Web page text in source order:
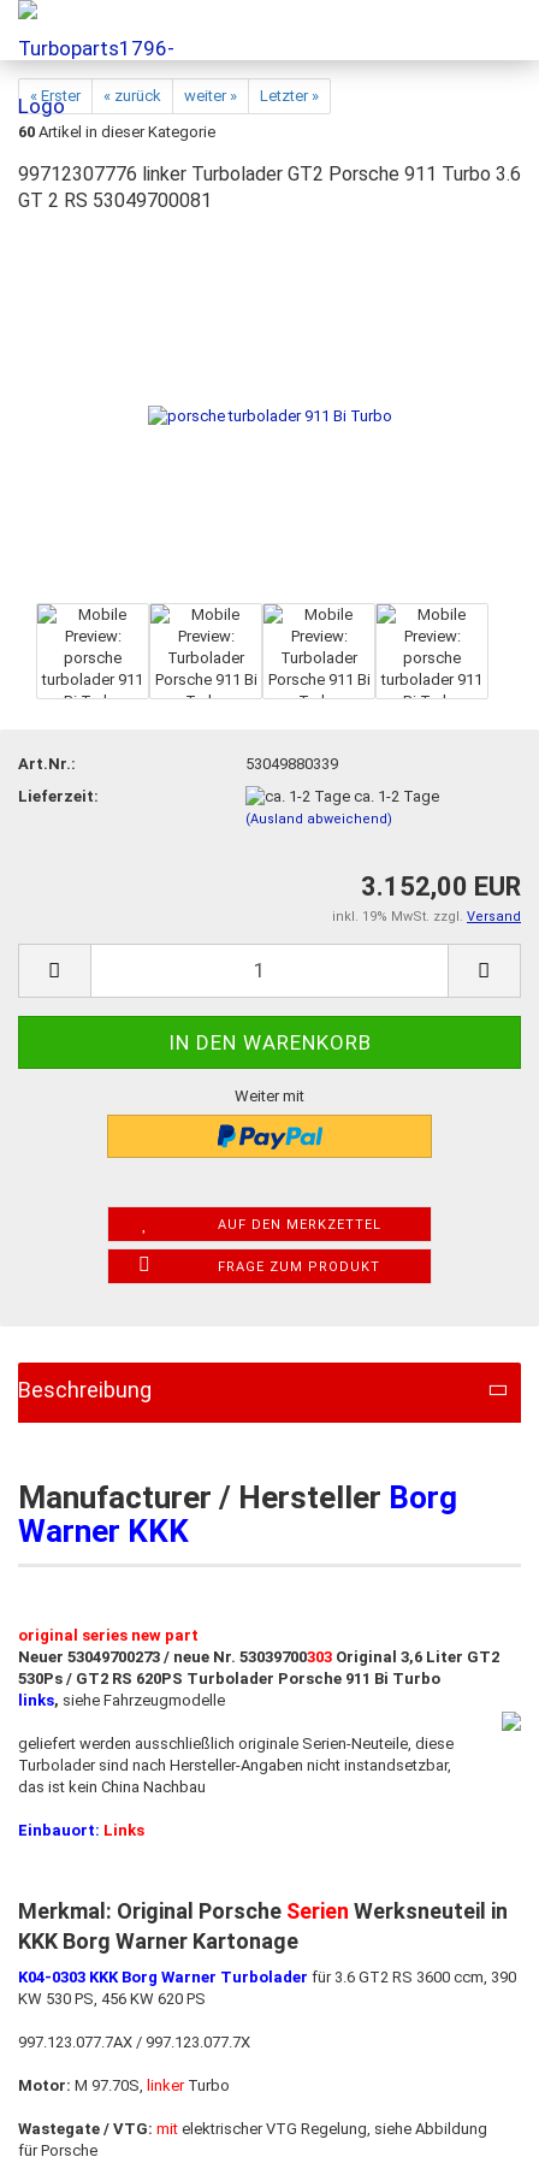
« Erster « zurück weiter »
Letzter »
60 Artikel in dieser Kategorie
99712307776 linker Turbolader GT2 Porsche 911 Turbo 3.6
GT 2 RS 53049700081
Art.Nr.:
53049880339
Lieferzeit:
ca. 1-2 Tage
(Ausland abweichend)
3.152,00 EUR
inkl. 19% MwSt. zzgl. Versand
Weiter mit
AUF DEN MERKZETTEL
FRAGE ZUM PRODUKT
Beschreibung
Manufacturer / Hersteller Borg
Warner KKK
original series new part
Neuer 53049700273 / neue Nr. 53039700303 Original 3,6 Liter GT2
530Ps / GT2 RS 620PS Turbolader Porsche 911 Bi Turbo
links, siehe Fahrzeugmodelle
geliefert werden ausschließlich originale Serien-Neuteile, diese
Turbolader sind nach Hersteller-Angaben nicht instandsetzbar,
das ist kein China Nachbau
Einbauort: Links
Merkmal: Original Porsche Serien Werksneuteil in
KKK Borg Warner Kartonage
K04-0303 KKK Borg Warner Turbolader für 3.6 GT2 RS 3600 ccm, 390
KW 530 PS, 456 KW 620 PS
997.123.077.7AX / 997.123.077.7X
Motor: M 97.70S, linker Turbo
Wastegate / VTG: mit elektrischer VTG Regelung, siehe Abbildung
für Porsche